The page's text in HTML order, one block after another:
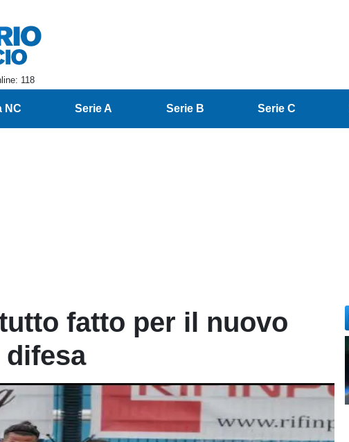
118
NC Serie A Serie B Serie C
fatto per il nuovo